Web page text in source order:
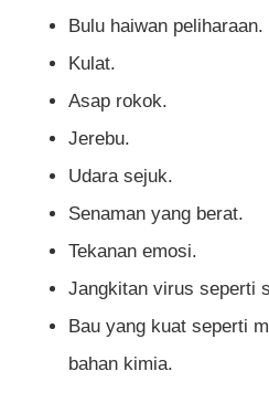
Bulu haiwan peliharaan.
Kulat.
Asap rokok.
Jerebu.
Udara sejuk.
Senaman yang berat.
Tekanan emosi.
Jangkitan virus seperti
Bau yang kuat seperti
bahan kimia.